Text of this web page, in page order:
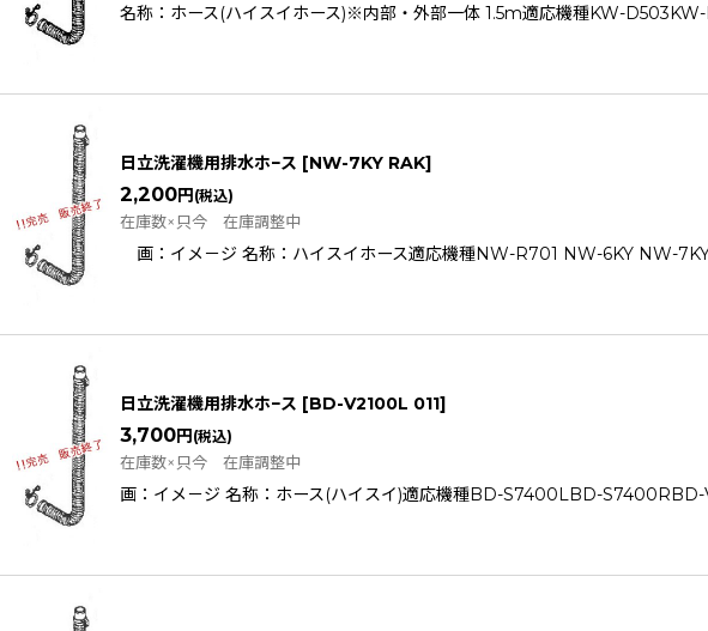
名称：ホース(ハイスイホース)※内部・外部一体 1.5m適応機種KW-
日立洗濯機用排水ホ−ス [NW-7KY RAK]
2,200円(税込)
在庫数×只今 在庫調整中
画：イメ－ジ 名称：ハイスイホース適応機種NW-R701 NW-6KY NW-
日立洗濯機用排水ホ−ス [BD-V2100L 011]
3,700円(税込)
在庫数×只今 在庫調整中
画：イメ－ジ 名称：ホース(ハイスイ)適応機種BD-S7400LBD-